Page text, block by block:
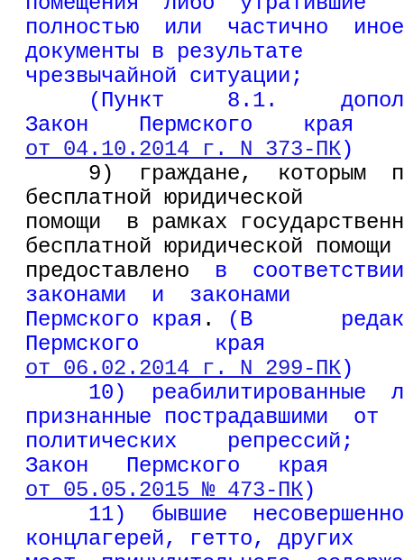
полностью  или  частично
документы в результате
чрезвычайной ситуации;
(Пункт     8.1.
Закон    Пермского    края
от 04.10.2014 г. N 373-ПК)
9)  граждане,  которым
бесплатной юридической
помощи  в рамках
бесплатной юридической помощи
предоставлено в
законами  и  законами
Пермского края .
(В
Пермского      края
от 06.02.2014 г. N 299-ПК)
10)  реабилитированные
признанные пострадавшими  от
политических    репрессий;
Закон   Пермского   края
от 05.05.2015 № 473-ПК)
11)  бывшие
концлагерей, гетто, других